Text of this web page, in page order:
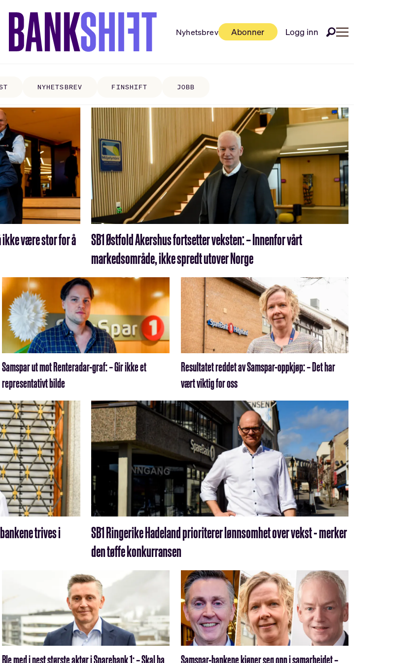
Nyhetsbrev Abonner Logg inn
NYHETSBREV FINSHIFT JOBB
ikke være stor for å
SB1 Østfold Akershus fortsetter veksten: – Innenfor vårt
markedsområde, ikke spredt utover Norge
Samspar ut mot Renteradar-graf: – Gir ikke et
representativt bilde
Resultatet reddet av Samspar-oppkjøp: – Det har
vært viktig for oss
trives i
SB1 Ringerike Hadeland prioriterer lønnsomhet over vekst - merker
den tøffe konkurransen